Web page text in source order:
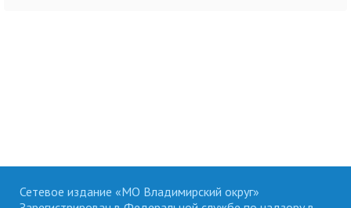
Сетевое издание «МО Владимирский округ»